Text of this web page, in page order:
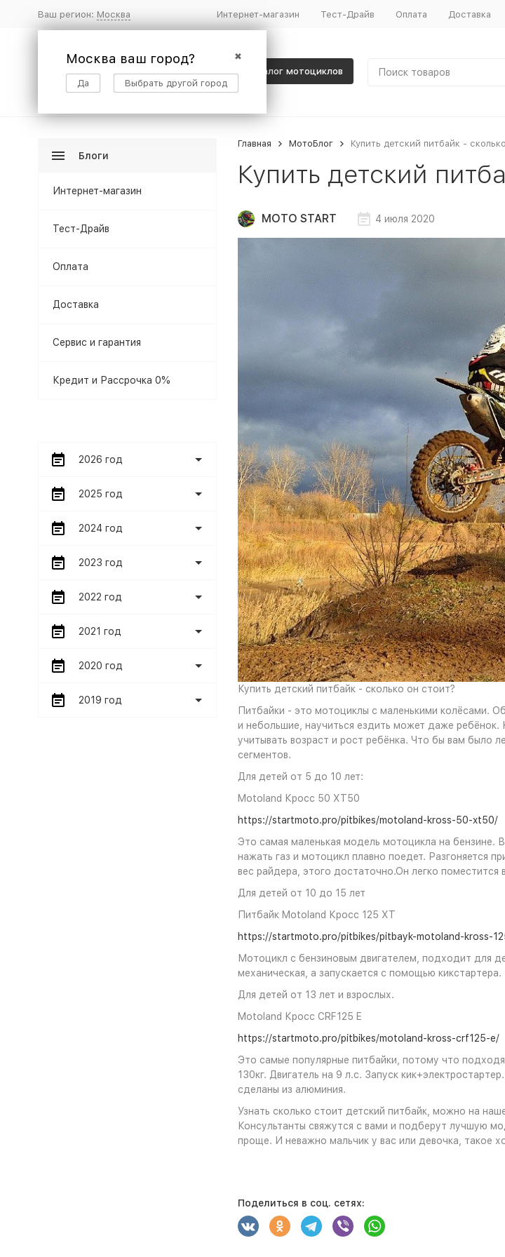
Ваш регион: Москва
✖
Москва ваш город?
Да Выбрать другой город
Интернет-магазин Тест-Драйв Оплата Доставка
Каталог мотоциклов
Главная МотоБлог Купить детский питбайк -
Купить детский
MOTO START 4 июля 2020
Купить детский питбайк - сколько он стоит?
Питбайки - это мотоциклы с маленькими колёсами.
и небольшие, научиться ездить может даже
учитывать возраст и рост ребёнка. Что бы вам было
сегментов.
Для детей от 5 до 10 лет:
Motoland Кросс 50 XT50
https://startmoto.pro/pitbikes/motoland-kross-50-xt50/
Это самая маленькая модель мотоцикла на
нажать газ и мотоцикл плавно поедет. Разгоняется
вес райдера, этого достаточно.Он легко поместится
Для детей от 10 до 15 лет
Питбайк Motoland Кросс 125 XT
https://startmoto.pro/pitbikes/pitbayk-motoland-kross-
Мотоцикл с бензиновым двигателем, подходит для
механическая, а запускается с помощью
Для детей от 13 лет и взрослых.
Motoland Кросс CRF125 E
https://startmoto.pro/pitbikes/motoland-kross-crf125-e/
Это самые популярные питбайки, потому что
130кг. Двигатель на 9 л.с. Запуск
сделаны из алюминия.
Узнать сколько стоит детский питбайк, можно на
Консультанты свяжутся с вами и подберут лучшую
проще. И неважно мальчик у вас или девочка, такое
Поделиться в соц. сетях:
Блоги
Интернет-магазин
Тест-Драйв
Оплата
Доставка
Сервис и гарантия
Кредит и Рассрочка 0%
2026 год
2025 год
2024 год
2023 год
2022 год
2021 год
2020 год
2019 год